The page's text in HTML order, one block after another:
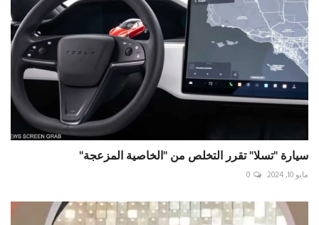
سيارة "تسلا" تقرر التخلص من "الخاصية المزعجة"
مايو 10, 2024 0